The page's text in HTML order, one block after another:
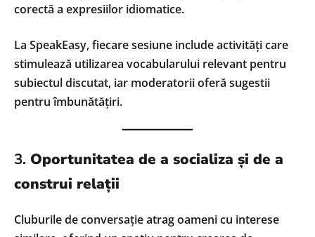
corectă a expresiilor idiomatice.
La SpeakEasy, fiecare sesiune include activități care
stimulează utilizarea vocabularului relevant pentru
subiectul discutat, iar moderatorii oferă sugestii
pentru îmbunătățiri.
3. Oportunitatea de a socializa și de a
construi relații
Cluburile de conversație atrag oameni cu interese